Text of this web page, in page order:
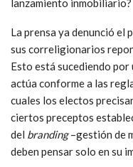
La prensa ya denunció el
sus correligionarios
Esto está sucediendo por
actúa conforme a las
cuales los electos
ciertos preceptos
del branding–gestión de
deben pensar solo en su